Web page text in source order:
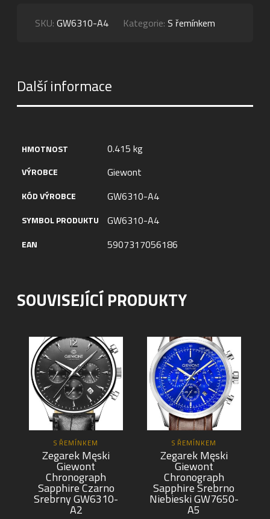
SKU:GW6310-A4 Kategorie:S řemínkem
Další informace
HMOTNOST 0.415 kg
VÝROBCE Giewont
KÓD VÝROBCE GW6310-A4
SYMBOL PRODUKTU GW6310-A4
EAN 5907317056186
SOUVISEJÍCÍ PRODUKTY
S ŘEMÍNKEM
Zegarek Męski
Giewont
Chronograph
Sapphire Czarno
Srebrny GW6310-
A2
S ŘEMÍNKEM
Zegarek Męski
Giewont
Chronograph
Sapphire Srebrno
Niebieski GW7650-
A5